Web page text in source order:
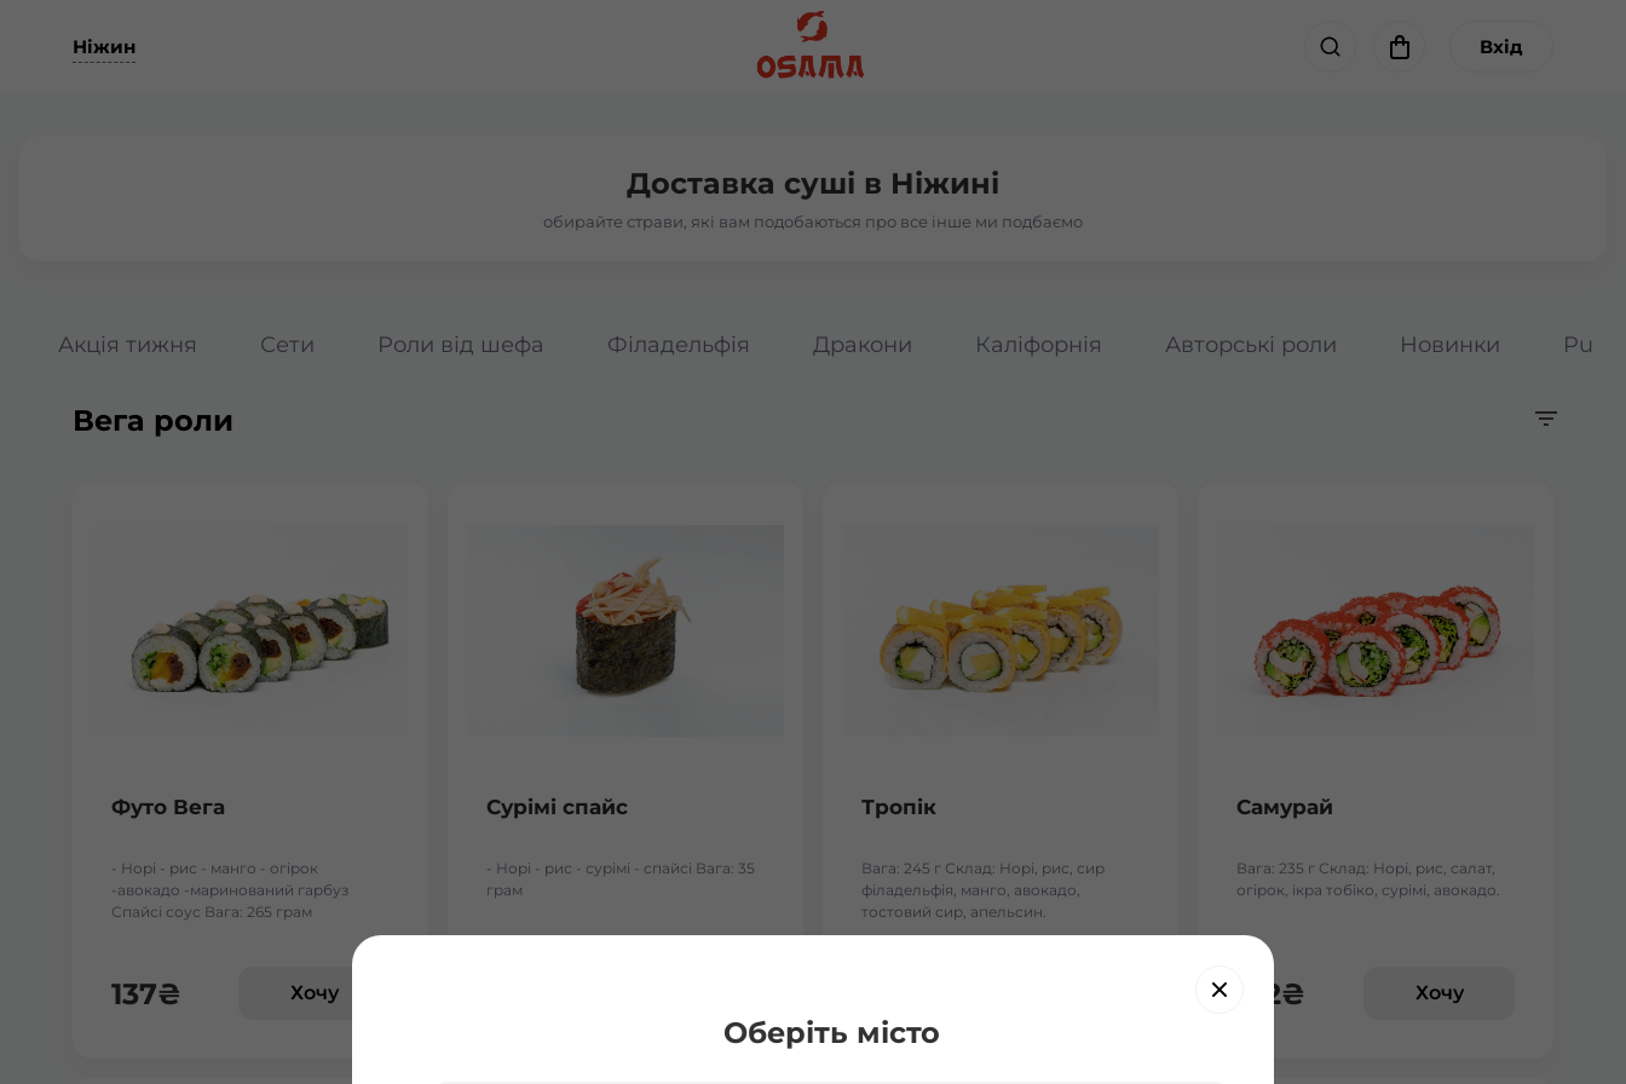
Оберіть місто
Ніжин Вхід
Доставка суші в Ніжині
обирайте страви, які вам подобаються про все інше ми подбаємо
Акція тижня Сети Роли від шефа Філадельфія Дракони Каліфорнія Авторські роли Новинки
Вега роли
Футо Вега
- Норі - рис - манго - огірок
-авокадо -маринований гарбуз
Спайсі соус Вага: 265 грам
137₴ Хочу
Сурімі спайс
- Норі - рис - сурімі - спайсі Вага: 35
грам
Тропік
Вага: 245 г Склад: Норі, рис, сир
філадельфія, манго, авокадо,
тостовий сир, апельсин.
Самурай
Вага: 235 г Склад: Норі, рис, салат,
огірок, ікра тобіко, сурімі, авокадо.
152₴ Хочу